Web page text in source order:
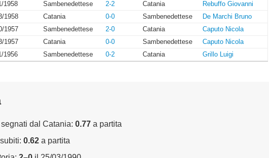
1958 Sambenedettese 2-2 Catania
Rebuffo Giovanni
1958 Catania 0-0 Sambenedettese
De Marchi Bruno
1957 Sambenedettese 2-0 Catania
Caputo Nicola
1957 Catania 0-0 Sambenedettese
Caputo Nicola
1956 Sambenedettese 0-2 Catania Grillo Luigi
dal Catania: 0.77 a partita
0.62 a partita